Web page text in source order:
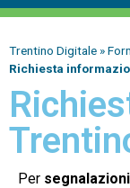
Trentino Digitale »
Richiesta
Per